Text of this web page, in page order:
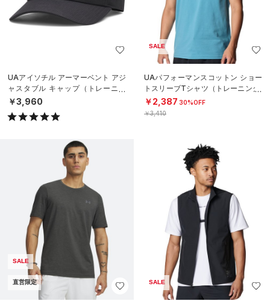
UAアイソチル アーマーベント アジ
ャスタブル キャップ（トレーニン
グ/MEN）
￥3,960
SALE
UAパフォーマンスコットン ショー
トスリーブTシャツ（トレーニング/
MEN）
￥2,387 30%OFF
￥3,410
SALE
直営限定 SALE